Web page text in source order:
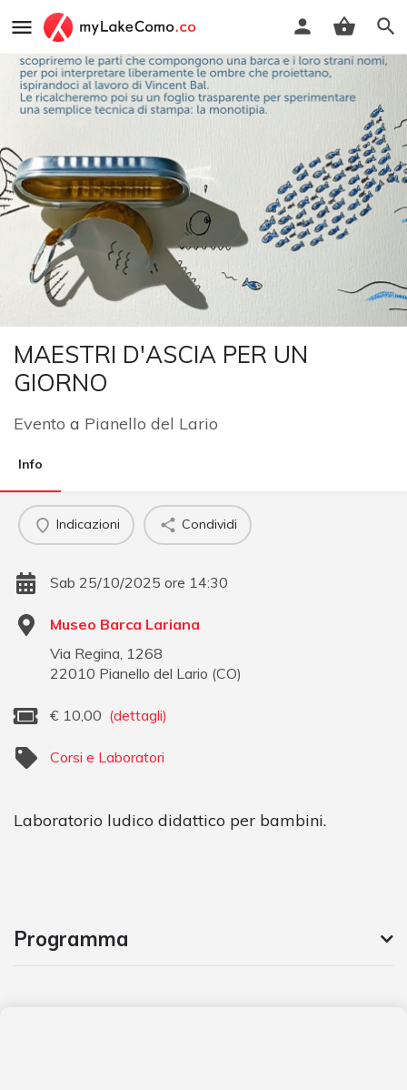
MAESTRI D'ASCIA PER UN
GIORNO
Evento a Pianello del Lario
Info
Indicazioni Condividi
Sab 25/10/2025 ore 14:30
Museo Barca Lariana
Via Regina, 1268
22010 Pianello del Lario (CO)
€ 10,00 (dettagli)
Corsi e Laboratori
Laboratorio ludico didattico per bambini.
Programma